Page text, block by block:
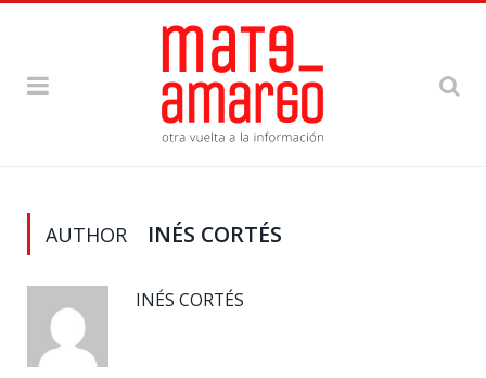
AUTHOR INÉS CORTÉS
INÉS CORTÉS